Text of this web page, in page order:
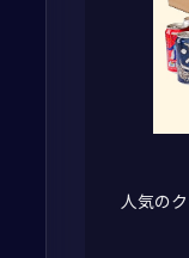
人気の